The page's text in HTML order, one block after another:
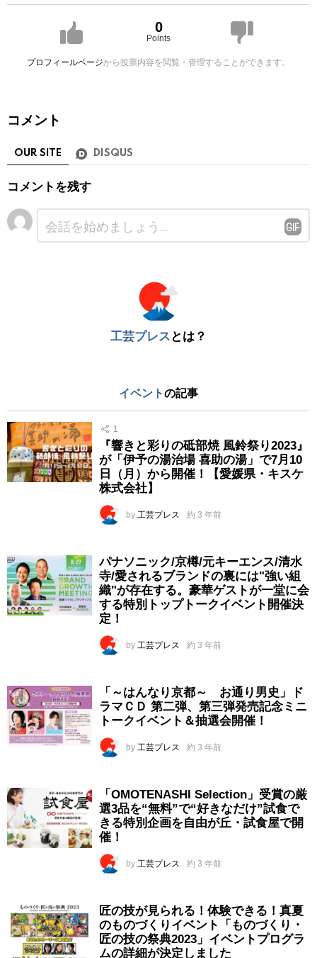
0
Points
プロフィールページから投票内容を閲覧・管理することができます。
コメント
OUR SITE DISQUS
コメントを残す
工芸プレス とは？
イベントの記事
1
『響きと彩りの砥部焼 風鈴祭り2023』
が「伊予の湯治場 喜助の湯」で7月10
日（月）から開催！【愛媛県・キスケ
株式会社】
by 工芸プレス 約 3 年前
パナソニック/京樽/元キーエンス/清水
寺/愛されるブランドの裏には"強い組
織"が存在する。豪華ゲストが一堂に会
する特別トップトークイベント開催決
定！
by 工芸プレス 約 3 年前
「～はんなり京都～ お通り男史」ド
ラマＣＤ 第二弾、第三弾発売記念ミニ
トークイベント＆抽選会開催！
by 工芸プレス 約 3 年前
「OMOTENASHI Selection」受賞の厳
選3品を“無料”で“好きなだけ”試食で
きる特別企画を自由が丘・試食屋で開
催！
by 工芸プレス 約 3 年前
匠の技が見られる！体験できる！真夏
のものづくりイベント「ものづくり・
匠の技の祭典2023」イベントプログラ
ムの詳細が決定しました